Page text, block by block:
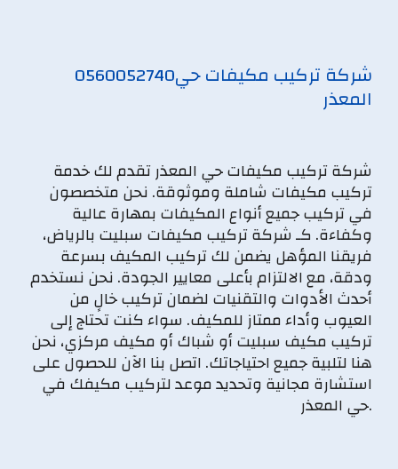
0560052740شركة تركيب مكيفات حي
المعذر
شركة تركيب مكيفات حي المعذر تقدم لك خدمة
تركيب مكيفات شاملة وموثوقة. نحن متخصصون
في تركيب جميع أنواع المكيفات بمهارة عالية
وكفاءة. كـ شركة تركيب مكيفات سبليت بالرياض،
فريقنا المؤهل يضمن لك تركيب المكيف بسرعة
ودقة، مع الالتزام بأعلى معايير الجودة. نحن نستخدم
أحدث الأدوات والتقنيات لضمان تركيب خالٍ من
العيوب وأداء ممتاز للمكيف. سواء كنت تحتاج إلى
تركيب مكيف سبليت أو شباك أو مكيف مركزي، نحن
هنا لتلبية جميع احتياجاتك. اتصل بنا الآن للحصول على
استشارة مجانية وتحديد موعد لتركيب مكيفك في
حي المعذر.